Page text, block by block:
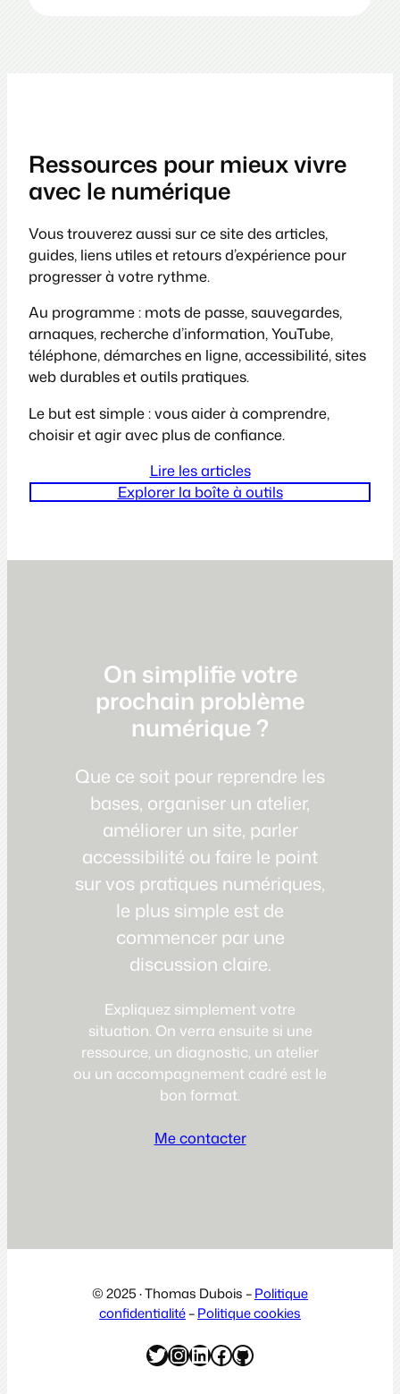
Ressources pour mieux vivre
avec le numérique
Vous trouverez aussi sur ce site des articles,
guides, liens utiles et retours d’expérience pour
progresser à votre rythme.
Au programme : mots de passe, sauvegardes,
arnaques, recherche d’information, YouTube,
téléphone, démarches en ligne, accessibilité, sites
web durables et outils pratiques.
Le but est simple : vous aider à comprendre,
choisir et agir avec plus de confiance.
Lire les articles
Explorer la boîte à outils
On simplifie votre
prochain problème
numérique ?
Que ce soit pour reprendre les
bases, organiser un atelier,
améliorer un site, parler
accessibilité ou faire le point
sur vos pratiques numériques,
le plus simple est de
commencer par une
discussion claire.
Expliquez simplement votre
situation. On verra ensuite si une
ressource, un diagnostic, un atelier
ou un accompagnement cadré est le
bon format.
Me contacter
© 2025 · Thomas Dubois –Politique
confidentialité–Politique cookies
Twitter
Instagram
LinkedIn
Facebook
GitHub